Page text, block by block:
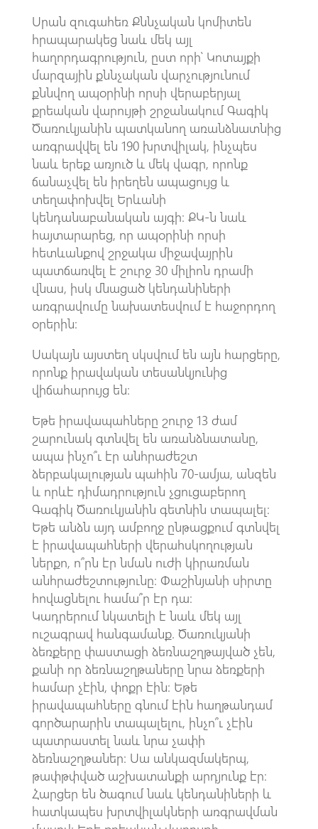
Սրան զուգահեռ Քննչական կոմիտեն
հրապարակեց նաև մեկ այլ
հաղորդագրություն, ըստ որի՝ Կոտայքի
մարզային քննչական վարչությունում
քննվող ապօրինի որսի վերաբերյալ
քրեական վարույթի շրջանակում Գագիկ
Ծառուկյանին պատկանող առանձնատնից
առգրավվել են 190 խրտվիլակ, ինչպես
նաև երեք առյուծ և մեկ վագր, որոնք
ճանաչվել են իրեղեն ապացույց և
տեղափոխվել Երևանի
կենդանաբանական այգի։ ՔԿ-ն նաև
հայտարարեց, որ ապօրինի որսի
հետևանքով շրջակա միջավայրին
պատճառվել է շուրջ 30 միլիոն դրամի
վնաս, իսկ մնացած կենդանիների
առգրավումը նախատեսվում է հաջորդող
օրերին։
Սակայն այստեղ սկսվում են այն հարցերը,
որոնք իրավական տեսանկյունից
վիճահարույց են։
Եթե իրավապահները շուրջ 13 ժամ
շարունակ գտնվել են առանձնատանը,
ապա ինչո՞ւ էր անհրաժեշտ
ձերբակալության պահին 70-ամյա, անզեն
և որևէ դիմադրություն չցուցաբերող
Գագիկ Ծառուկյանին գետնին տապալել։
Եթե անձն այդ ամբողջ ընթացքում գտնվել
է իրավապահների վերահսկողության
ներքո, ո՞րն էր նման ուժի կիրառման
անհրաժեշտությունը։ Փաշինյանի սիրտը
հովացնելու համա՞ր էր դա։
Կադրերում նկատելի է նաև մեկ այլ
ուշագրավ հանգամանք. Ծառուկյանի
ձեռքերը փաստացի ձեռնաշղթայված չեն,
քանի որ ձեռնաշղթաները նրա ձեռքերի
համար չէին, փոքր էին։ Եթե
իրավապահները գնում էին հաղթանդամ
գործարարին տապալելու, ինչո՞ւ չէին
պատրաստել նաև նրա չափի
ձեռնաշղթաներ։ Սա անկազմակերպ,
թափթփված աշխատանքի արդյունք էր։
Հարցեր են ծագում նաև կենդանիների և
հատկապես խրտվիլակների առգրավման